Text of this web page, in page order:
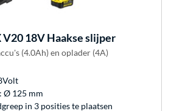
V20 18V Haakse slijper
(4.0Ah) en oplader (4A)
Ø 125 mm
in 3 posities te plaatsen